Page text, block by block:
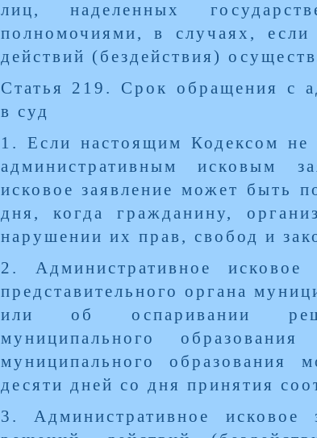
лиц, наделенных
полномочиями, в случаях, если
действий (бездействия)
Статья 219. Срок обращения с
в суд
1. Если настоящим Кодексом
административным исковым
исковое заявление может быть
дня, когда гражданину,
нарушении их прав, свобод и
2. Административное
представительного органа
или об оспаривании
муниципального
муниципального
десяти дней со дня принятия
3. Административное исковое